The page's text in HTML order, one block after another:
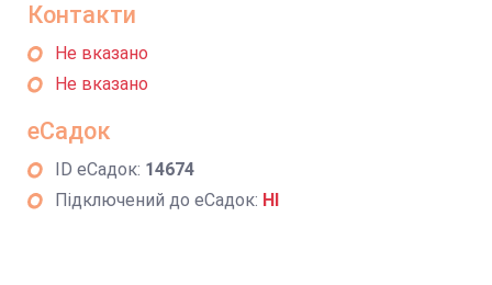
Контакти
Не вказано
Не вказано
еСадок
ID еСадок: 14674
Підключений до еСадок: НІ